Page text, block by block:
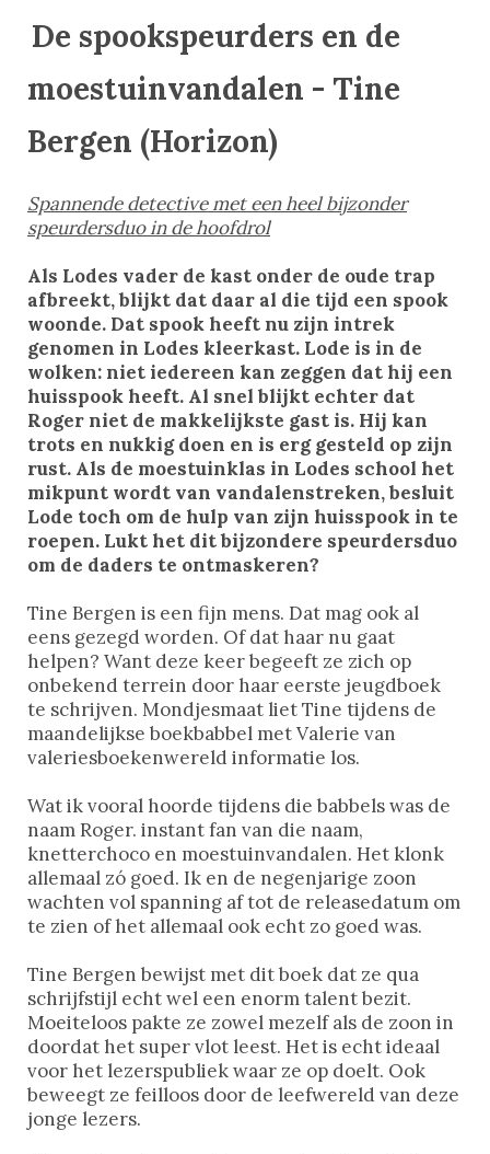
De spookspeurders en de
moestuinvandalen - Tine
Bergen (Horizon)
Spannende detective met een heel bijzonder
speurdersduo in de hoofdrol
Als Lodes vader de kast onder de oude trap
afbreekt, blijkt dat daar al die tijd een spook
woonde. Dat spook heeft nu zijn intrek
genomen in Lodes kleerkast. Lode is in de
wolken: niet iedereen kan zeggen dat hij een
huisspook heeft. Al snel blijkt echter dat
Roger niet de makkelijkste gast is. Hij kan
trots en nukkig doen en is erg gesteld op zijn
rust. Als de moestuinklas in Lodes school het
mikpunt wordt van vandalenstreken, besluit
Lode toch om de hulp van zijn huisspook in te
roepen. Lukt het dit bijzondere speurdersduo
om de daders te ontmaskeren?
Tine Bergen is een fijn mens. Dat mag ook al
eens gezegd worden. Of dat haar nu gaat
helpen? Want deze keer begeeft ze zich op
onbekend terrein door haar eerste jeugdboek
te schrijven. Mondjesmaat liet Tine tijdens de
maandelijkse boekbabbel met Valerie van
valeriesboekenwereld informatie los.
Wat ik vooral hoorde tijdens die babbels was de
naam Roger. instant fan van die naam,
knetterchoco en moestuinvandalen. Het klonk
allemaal zó goed. Ik en de negenjarige zoon
wachten vol spanning af tot de releasedatum om
te zien of het allemaal ook echt zo goed was.
Tine Bergen bewijst met dit boek dat ze qua
schrijfstijl echt wel een enorm talent bezit.
Moeiteloos pakte ze zowel mezelf als de zoon in
doordat het super vlot leest. Het is echt ideaal
voor het lezerspubliek waar ze op doelt. Ook
beweegt ze feilloos door de leefwereld van deze
jonge lezers.